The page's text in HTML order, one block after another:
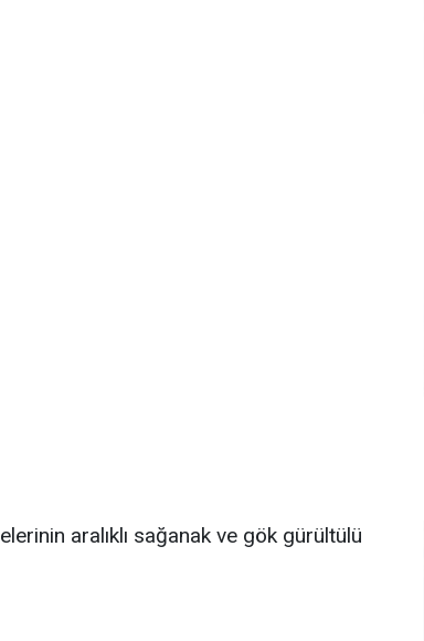
aralıklı sağanak ve gök gürültülü